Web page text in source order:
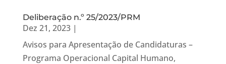
Deliberação n.º 25/2023/PRM
Dez 21, 2023|
Avisos para Apresentação de Candidaturas –
Programa Operacional Capital Humano,